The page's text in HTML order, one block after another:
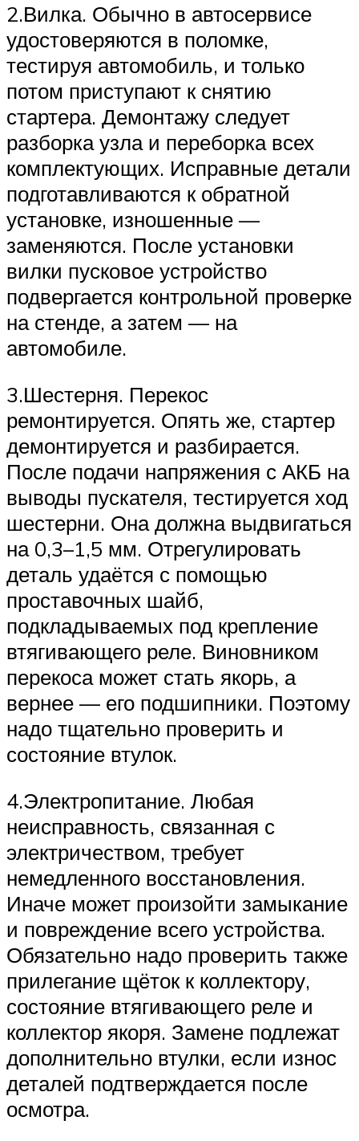
2.Вилка. Обычно в автосервисе
удостоверяются в поломке,
тестируя автомобиль, и только
потом приступают к снятию
стартера. Демонтажу следует
разборка узла и переборка всех
комплектующих. Исправные детали
подготавливаются к обратной
установке, изношенные —
заменяются. После установки
вилки пусковое устройство
подвергается контрольной проверке
на стенде, а затем — на
автомобиле.
3.Шестерня. Перекос
ремонтируется. Опять же, стартер
демонтируется и разбирается.
После подачи напряжения с АКБ на
выводы пускателя, тестируется ход
шестерни. Она должна выдвигаться
на 0,3–1,5 мм. Отрегулировать
деталь удаётся с помощью
проставочных шайб,
подкладываемых под крепление
втягивающего реле. Виновником
перекоса может стать якорь, а
вернее — его подшипники. Поэтому
надо тщательно проверить и
состояние втулок.
4.Электропитание. Любая
неисправность, связанная с
электричеством, требует
немедленного восстановления.
Иначе может произойти замыкание
и повреждение всего устройства.
Обязательно надо проверить также
прилегание щёток к коллектору,
состояние втягивающего реле и
коллектор якоря. Замене подлежат
дополнительно втулки, если износ
деталей подтверждается после
осмотра.